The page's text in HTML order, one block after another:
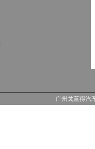
广州戈蓝得汽